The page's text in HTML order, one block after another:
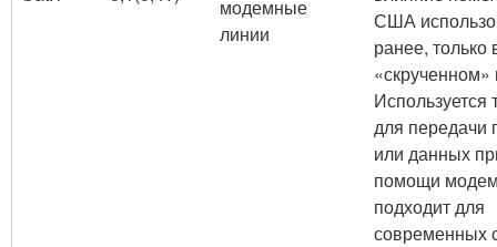
модемные
линии
США
ранее, только
«скрученном»
Используется
для передачи
или данных
помощи
подходит для
современных